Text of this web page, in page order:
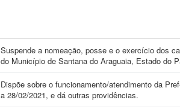
Suspende a nomeação, posse e o exercício dos
do Município de Santana do Araguaia, Estado do
Dispõe sobre o funcionamento/atendimento da
a 28/02/2021, e dá outras providências.